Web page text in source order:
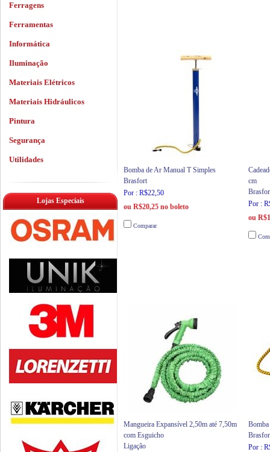
Bomba de Ar Manual T Simples
Brasfort
Por : R$22,50
ou R$20,25 no boleto
Comparar
cm
Por :
ou
Mangueira Expansível 2,50m até 7,50m
com Esguicho
Ligação
Por :
Ferragens
Ferramentas
Informática
Iluminação
Materiais Elétricos
Materiais Hidráulicos
Pintura
Segurança
Utilidades
Lojas Especiais